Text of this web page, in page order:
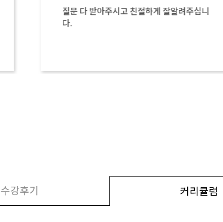
질문 다 받아주시고 친절하게 잘알려주십니
수강후기 커리큘럼